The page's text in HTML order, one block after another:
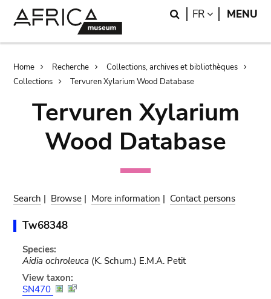
Search
FR LANGUAGE
MENU
Breadcrumb
Home Recherche
Collections, archives et bibliothèques
Collections
Tervuren Xylarium Wood Database
Tervuren Xylarium
Wood Database
Search | Browse | More information | Contact persons
Tw68348
Species:
Aidia ochroleuca (K. Schum.) E.M.A. Petit
View taxon:
SN470